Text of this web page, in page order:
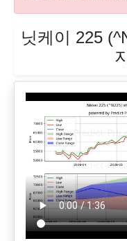
닛케이 225